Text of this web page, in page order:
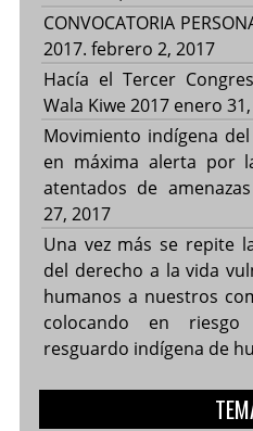
CONVOCATORIA
2017. febrero 2, 2017
Hacía el Tercer
Wala Kiwe 2017 enero
Movimiento indígena
en máxima alerta por
atentados de
27, 2017
Una vez más se repite
del derecho a la vida
humanos a nuestros
colocando en
resguardo indígena de